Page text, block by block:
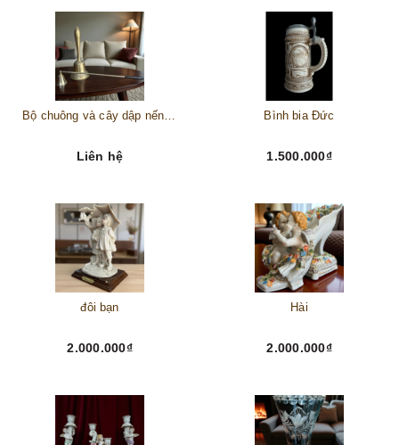
Bộ chuông và cây dập nến đồng
Liên hệ
Bình bia Đức
1.500.000₫
đôi bạn
2.000.000₫
Hài
2.000.000₫